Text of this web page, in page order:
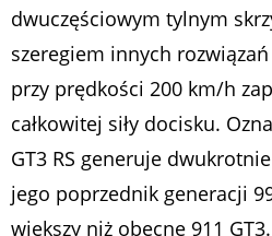
dwuczęściowym tylnym
szeregiem innych
przy prędkości 200 km/h
całkowitej siły docisku.
GT3 RS generuje
jego poprzednik generacji
większy niż obecne 911